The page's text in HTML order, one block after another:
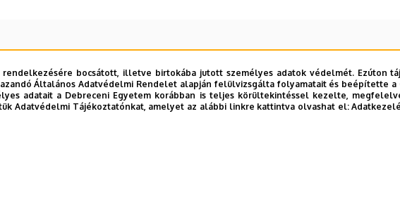
bocsátott, illetve birtokába jutott személyes adatok védelmét. Ezúton
Általános Adatvédelmi Rendelet alapján felülvizsgálta folyamatait és beépítette a
adatait a Debreceni Egyetem korábban is teljes körültekintéssel kezelte,
Adatvédelmi Tájékoztatónkat, amelyet az alábbi linkre kattintva olvashat el: